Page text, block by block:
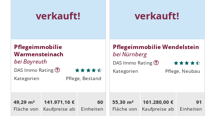
verkauft!
Pflegeimmobilie
Warmensteinach
bei Bayreuth
DAS Immo Rating
Kategorien
Pflege, Bestand
49,29 m²
Fläche von
141.971,16 €
Kaufpreise ab
60
Ein­heiten
verkauft!
Pflegeimmobilie Wendelstein
bei Nürnberg
DAS Immo Rating
Kategorien
Pflege, Neubau
55,30 m²
Fläche von
161.280,00 €
Kaufpreise ab
91
Ein­heiten